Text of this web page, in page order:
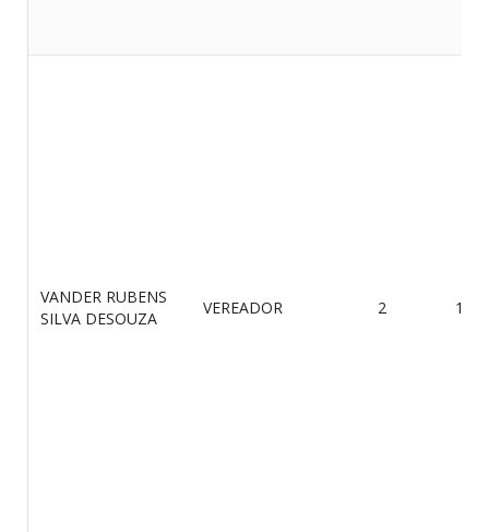
VANDER RUBENS
SILVA DESOUZA
VEREADOR 2 11/